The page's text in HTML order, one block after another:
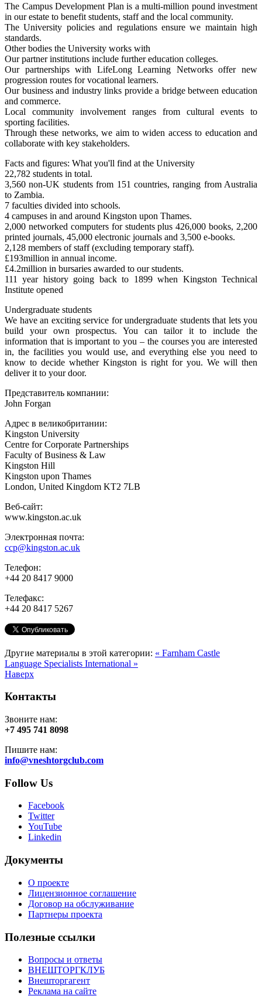
The Campus Development Plan is a multi-million pound investment
in our estate to benefit students, staff and the local community.
The University policies and regulations ensure we maintain high
standards.
Other bodies the University works with
Our partner institutions include further education colleges.
Our partnerships with LifeLong Learning Networks offer new
progression routes for vocational learners.
Our business and industry links provide a bridge between education
and commerce.
Local community involvement ranges from cultural events to
sporting facilities.
Through these networks, we aim to widen access to education and
collaborate with key stakeholders.
Facts and figures: What you'll find at the University
22,782 students in total.
3,560 non-UK students from 151 countries, ranging from Australia
to Zambia.
7 faculties divided into schools.
4 campuses in and around Kingston upon Thames.
2,000 networked computers for students plus 426,000 books, 2,200
printed journals, 45,000 electronic journals and 3,500 e-books.
2,128 members of staff (excluding temporary staff).
£193million in annual income.
£4.2million in bursaries awarded to our students.
111 year history going back to 1899 when Kingston Technical
Institute opened
Undergraduate students
We have an exciting service for undergraduate students that lets you
build your own prospectus. You can tailor it to include the
information that is important to you – the courses you are interested
in, the facilities you would use, and everything else you need to
know to decide whether Kingston is right for you. We will then
deliver it to your door.
Представитель компании:
John Forgan
Адрес в великобритании:
Kingston University
Centre for Corporate Partnerships
Faculty of Business & Law
Kingston Hill
Kingston upon Thames
London, United Kingdom KT2 7LB
Веб-сайт:
www.kingston.ac.uk
Электронная почта:
ccp@kingston.ac.uk
Телефон:
+44 20 8417 9000
Телефакс:
+44 20 8417 5267
Другие материалы в этой категории: « Farnham Castle
Language Specialists International »
Наверх
Контакты
Звоните нам:
+7 495 741 8098
Пишите нам:
info@vneshtorgclub.com
Follow Us
Facebook
Twitter
YouTube
Linkedin
Документы
О проекте
Лицензионное соглашение
Договор на обслуживание
Партнеры проекта
Полезные ссылки
Вопросы и ответы
ВНЕШТОРГКЛУБ
Внешторгагент
Реклама на сайте